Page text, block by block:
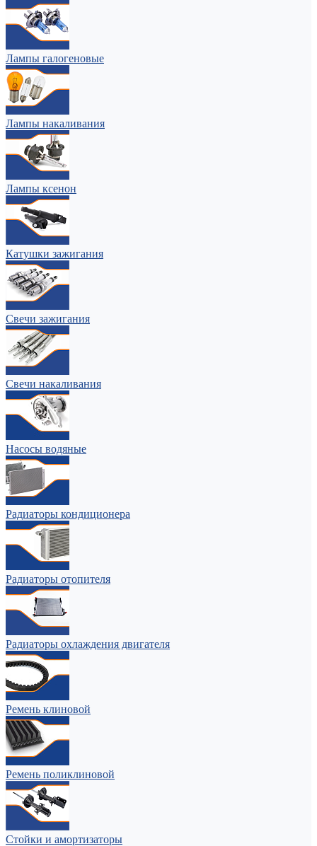
Лампы галогеновые
Лампы накаливания
Лампы ксенон
Катушки зажигания
Свечи зажигания
Свечи накаливания
Насосы водяные
Радиаторы кондиционера
Радиаторы отопителя
Радиаторы охлаждения двигателя
Ремень клиновой
Ремень поликлиновой
Стойки и амортизаторы